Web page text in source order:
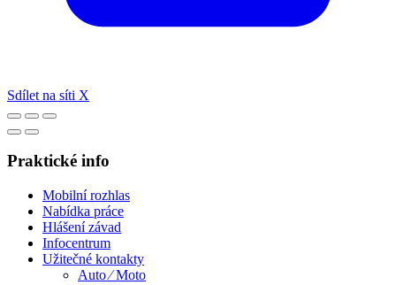
Sdílet na síti X
Praktické info
Mobilní rozhlas
Nabídka práce
Hlášení závad
Infocentrum
Užitečné kontakty
Auto ⁄ Moto